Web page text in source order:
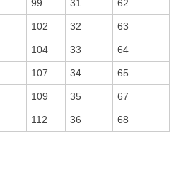
99 31 62
102 32 63
104 33 64
107 34 65
109 35 67
112 36 68